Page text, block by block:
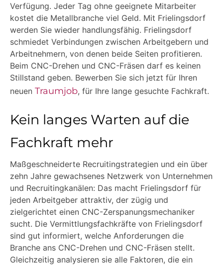
Verfügung. Jeder Tag ohne geeignete Mitarbeiter
kostet die Metallbranche viel Geld. Mit Frielingsdorf
werden Sie wieder handlungsfähig. Frielingsdorf
schmiedet Verbindungen zwischen Arbeitgebern und
Arbeitnehmern, von denen beide Seiten profitieren.
Beim CNC-Drehen und CNC-Fräsen darf es keinen
Stillstand geben. Bewerben Sie sich jetzt für Ihren
neuen Traumjob, für Ihre lange gesuchte Fachkraft.
Kein langes Warten auf die
Fachkraft mehr
Maßgeschneiderte Recruitingstrategien und ein über
zehn Jahre gewachsenes Netzwerk von Unternehmen
und Recruitingkanälen: Das macht Frielingsdorf für
jeden Arbeitgeber attraktiv, der zügig und
zielgerichtet einen CNC-Zerspanungsmechaniker
sucht. Die Vermittlungsfachkräfte von Frielingsdorf
sind gut informiert, welche Anforderungen die
Branche ans CNC-Drehen und CNC-Fräsen stellt.
Gleichzeitig analysieren sie alle Faktoren, die ein